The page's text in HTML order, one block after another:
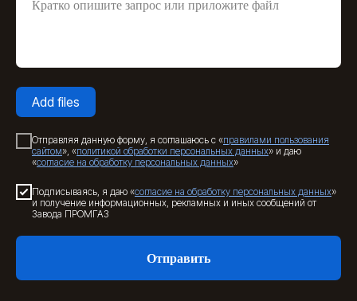
Add files
Отправляя данную форму, я соглашаюсь с «правилами пользования
сайтом», «политикой обработки персональных данных» и даю
«согласие на обработку персональных данных»
Подписываясь, я даю «согласие на обработку персональных данных»
и получение информационных, рекламных и иных сообщений от
Завода ПРОМГАЗ
Отправить